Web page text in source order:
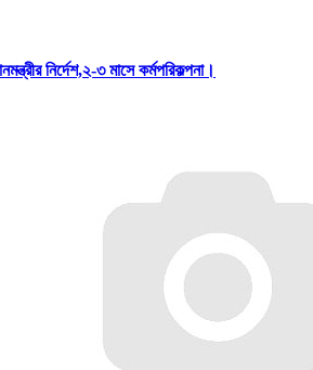
নির্দেশ,২-৩ মাসে কর্মপরিকল্পনা।